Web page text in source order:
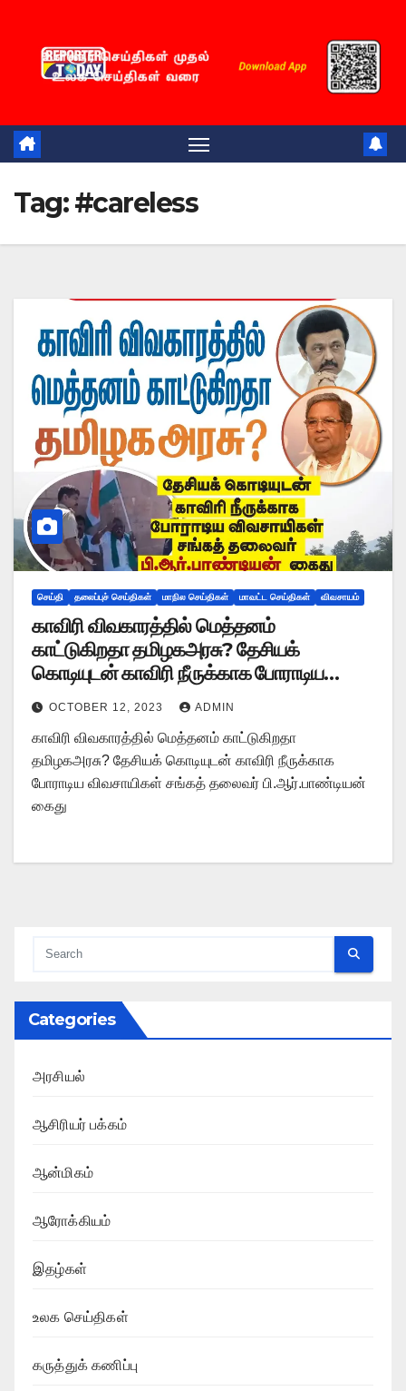
content
Tag:#careless
செய்தி தலைப்புச் செய்திகள் மாநில செய்திகள் மாவட்ட செய்திகள் விவசாயம்
காவிரி விவகாரத்தில் மெத்தனம்
காட்டுகிறதா தமிழகஅரசு? தேசியக்
கொடியுடன் காவிரி நீருக்காக போராடிய
விவசாயிகள் சங்கத் தலைவர்
பி.ஆர்.பாண்டியன் கைது
OCTOBER 12, 2023 ADMIN
காவிரி விவகாரத்தில் மெத்தனம் காட்டுகிறதா
தமிழகஅரசு? தேசியக் கொடியுடன் காவிரி நீருக்காக
போராடிய விவசாயிகள் சங்கத் தலைவர் பி.ஆர்.பாண்டியன்
கைது
Categories
அரசியல்
ஆசிரியர் பக்கம்
ஆன்மிகம்
ஆரோக்கியம்
இதழ்கள்
உலக செய்திகள்
கருத்துக் கணிப்பு